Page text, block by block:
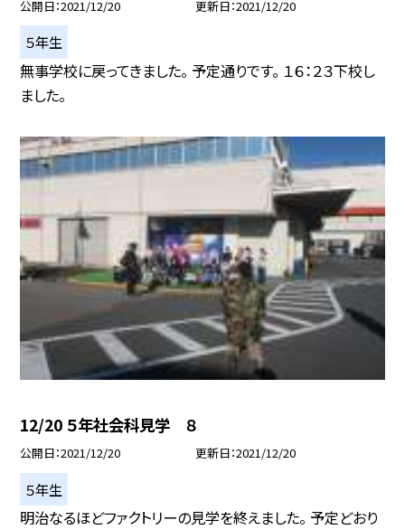
公開日 2021/12/20 更新日 2021/12/20
５年生
無事学校に戻ってきました。 予定通りです。 １６：２３下校し
ました。
12/20 ５年社会科見学 ８
公開日 2021/12/20 更新日 2021/12/20
５年生
明治なるほどファクトリーの見学を終えました。 予定どおり